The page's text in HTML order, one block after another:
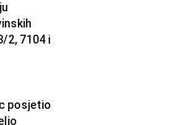
2, 7104 i
posjetio